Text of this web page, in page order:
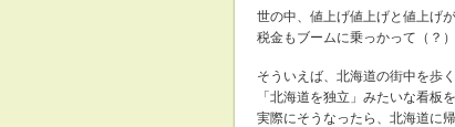
世の中、値上げ値上げと値上げ
税金もブームに乗っかって（？
そういえば、北海道の街中を歩
「北海道を独立」みたいな看板
実際にそうなったら、北海道に